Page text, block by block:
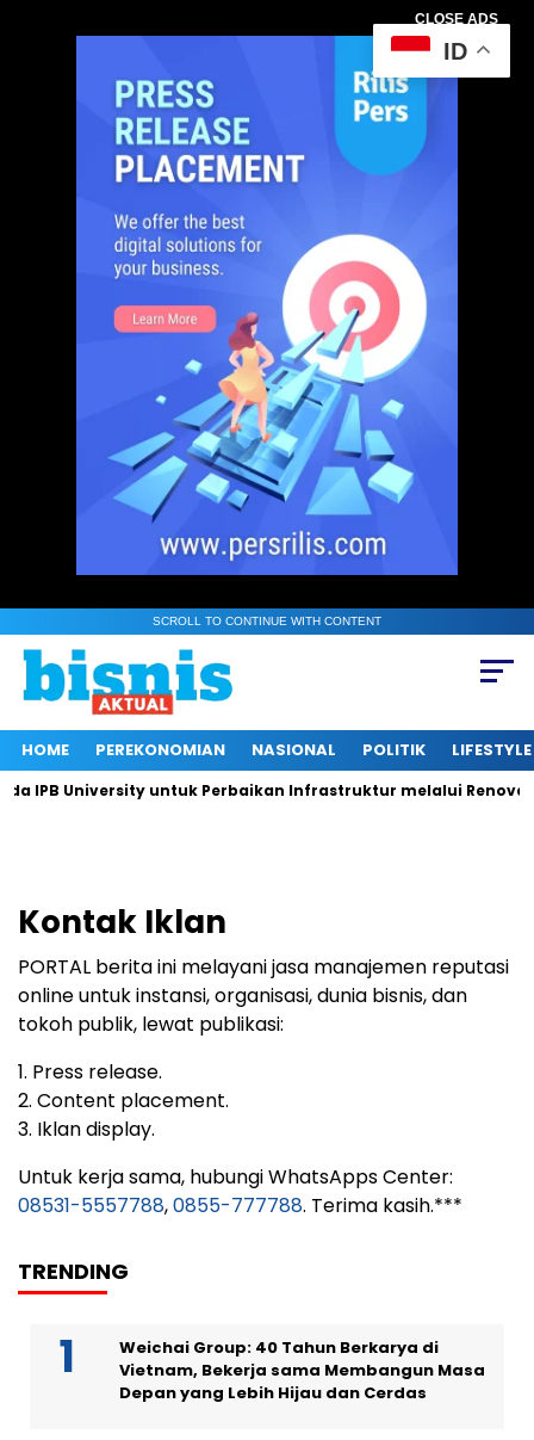
CLOSE ADS
SCROLL TO CONTINUE WITH CONTENT
HOME PEREKONOMIAN NASIONAL POLITIK LIFESTYLE
IPB University untuk Perbaikan Infrastruktur melalui Renovasi
Kontak Iklan
PORTAL berita ini melayani jasa manajemen reputasi
online untuk instansi, organisasi, dunia bisnis, dan
tokoh publik, lewat publikasi:
1. Press release.
2. Content placement.
3. Iklan display.
Untuk kerja sama, hubungi WhatsApps Center:
08531-5557788,0855-777788. Terima kasih.***
TRENDING
Weichai Group: 40 Tahun Berkarya di
Vietnam, Bekerja sama Membangun Masa
Depan yang Lebih Hijau dan Cerdas
ID